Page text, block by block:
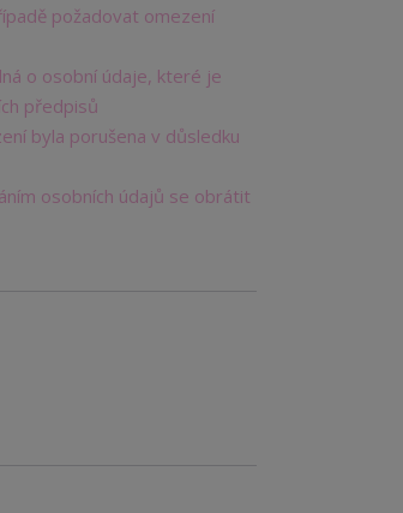
požadovat omezení
o osobní údaje, které je
předpisů
byla porušena v důsledku
osobních údajů se obrátit